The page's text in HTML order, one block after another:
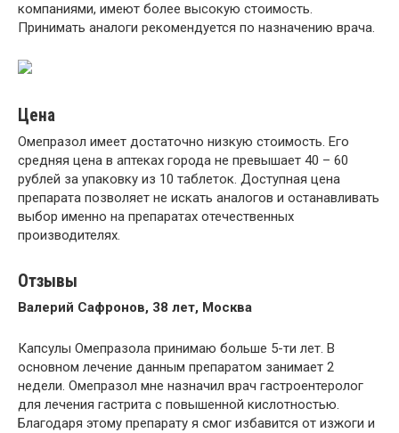
компаниями, имеют более высокую стоимость.
Принимать аналоги рекомендуется по назначению врача.
Цена
Омепразол имеет достаточно низкую стоимость. Его
средняя цена в аптеках города не превышает 40 – 60
рублей за упаковку из 10 таблеток. Доступная цена
препарата позволяет не искать аналогов и останавливать
выбор именно на препаратах отечественных
производителях.
Отзывы
Валерий Сафронов, 38 лет, Москва
Капсулы Омепразола принимаю больше 5-ти лет. В
основном лечение данным препаратом занимает 2
недели. Омепразол мне назначил врач гастроентеролог
для лечения гастрита с повышенной кислотностью.
Благодаря этому препарату я смог избавится от изжоги и